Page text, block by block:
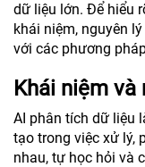
dữ liệu lớn. Để hiểu
khái niệm, nguyên
với các phương
Khái niệm
AI phân tích dữ liệu
tạo trong việc xử lý,
nhau, tự học hỏi và